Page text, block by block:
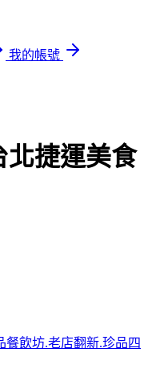
我的帳號
北捷運美食
餐飲坊.老店翻新.珍品四